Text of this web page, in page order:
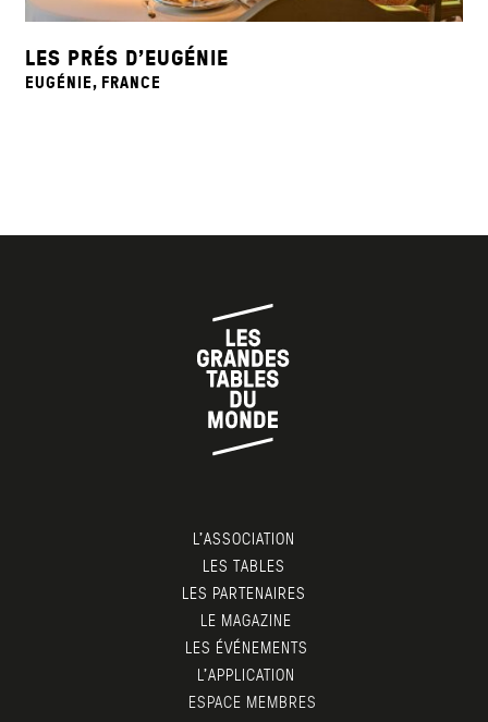
LES PRÉS D’EUGÉNIE
EUGÉNIE, FRANCE
L’ASSOCIATION
LES TABLES
LES PARTENAIRES
LE MAGAZINE
LES ÉVÉNEMENTS
L’APPLICATION
ESPACE MEMBRES